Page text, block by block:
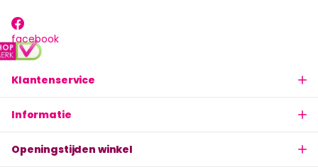
Klantenservice
Informatie
Openingstijden winkel
facebook